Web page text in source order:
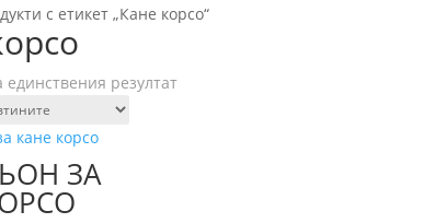
с етикет „Кане корсо“
единствения резултат
ЗА